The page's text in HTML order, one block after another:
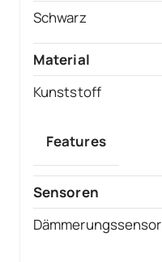
Schwarz
Material
Kunststoff
Features
Sensoren
Dämmerungssensor